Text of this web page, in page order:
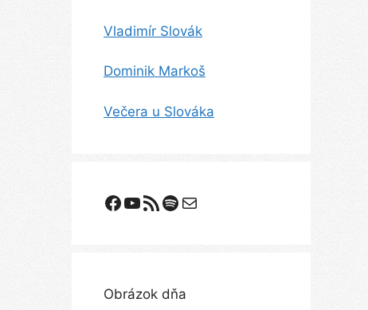
Vladimír Slovák
Dominik Markoš
Večera u Slováka
Facebook
YouTube
Odoberanie RSSSpotify
E-mail
Obrázok dňa